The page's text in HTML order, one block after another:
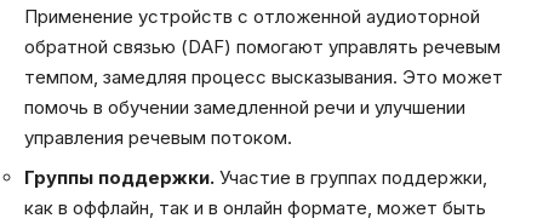
Применение устройств с отложенной аудиоторной
обратной связью (DАF) помогают управлять речевым
темпом, замедляя процесс высказывания. Это может
помочь в обучении замедленной речи и улучшении
управления речевым потоком.
Группы поддержки. Участие в группах поддержки,
как в оффлайн, так и в онлайн формате, может быть